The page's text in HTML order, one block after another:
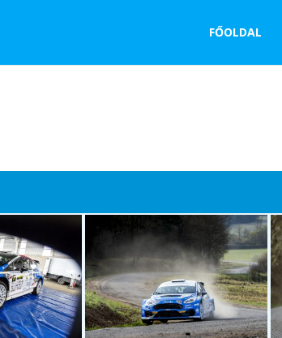
FŐOLDAL